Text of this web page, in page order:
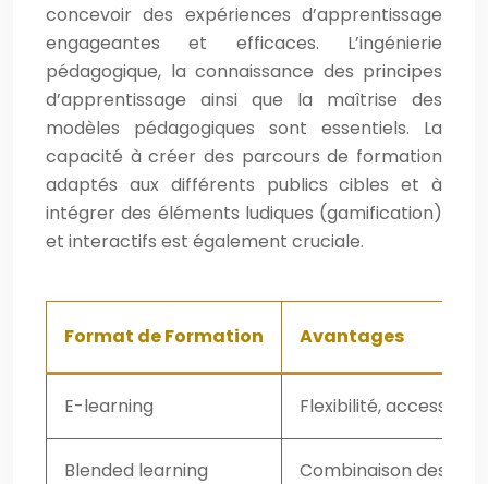
concevoir des expériences d’apprentissage
engageantes et efficaces. L’ingénierie
pédagogique, la connaissance des principes
d’apprentissage ainsi que la maîtrise des
modèles pédagogiques sont essentiels. La
capacité à créer des parcours de formation
adaptés aux différents publics cibles et à
intégrer des éléments ludiques (gamification)
et interactifs est également cruciale.
Format de Formation Avantages
E-learning Flexibilité,
Blended learning Combinaison des